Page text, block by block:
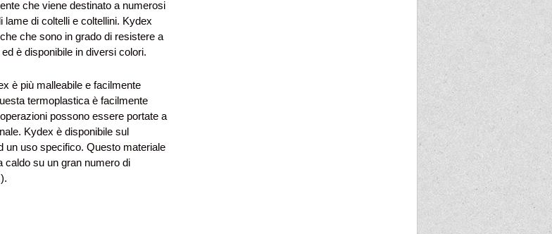
che viene destinato a numerosi
lame di coltelli e coltellini. Kydex
che sono in grado di resistere a
è disponibile in diversi colori.
è più malleabile e facilmente
termoplastica è facilmente
possono essere portate a
Kydex è disponibile sul
un uso specifico. Questo materiale
caldo su un gran numero di